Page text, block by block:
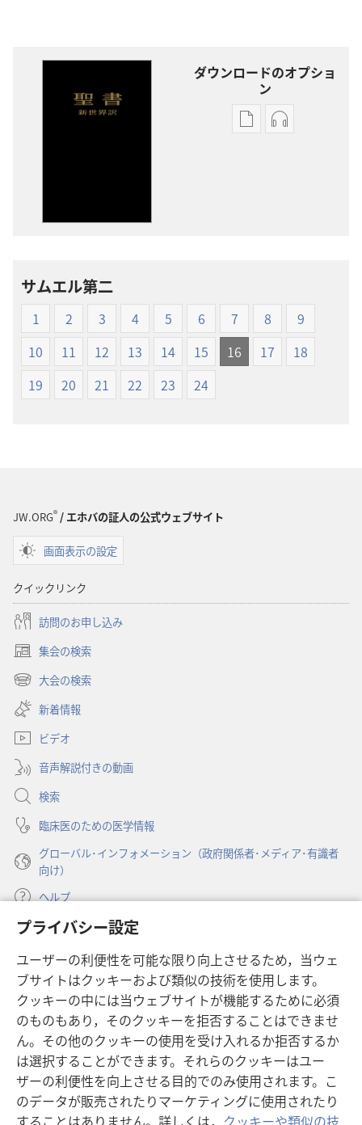
プライバシー設定
ユーザーの利便性を可能な限り向上させるため，当ウェ
ブサイトはクッキーおよび類似の技術を使用します。
クッキーの中には当ウェブサイトが機能するために必須
のものもあり，そのクッキーを拒否することはできませ
ん。その他のクッキーの使用を受け入れるか拒否するか
は選択することができます。それらのクッキーはユー
ザーの利便性を向上させる目的でのみ使用されます。こ
のデータが販売されたりマーケティングに使用されたり
することはありません。詳しくは， クッキーや類似の技
ダウンロードのオプショ
ン
出
オ
プ
ショ
ン
オー
オ
プ
ショ
ン
サムエル第二
1 2 3 4 5 6 7 8
9
10
11 12 13 14 15 16 17
18
19
20 21 22 23 24
JW.ORG®/ エホバの証人の公式ウェブサイト
画面表示の設定
クイックリンク
訪問のお申し込み
集会の検索
（新
し
タ
で
開
く）
大会の検索
（新
し
い
タ
ブ
で
開
く）
新着情報
ビデオ
音声解説付きの動画
検索
臨床医のための医学情報
グローバル･インフォメーション（政府関係者･メディア･有識者
向け）
ヘルプ
寄付
し
い
タ
ブ
で
開
く）
ものみの塔 オンライン・ライブラリー
（新
し
い
タ
ブ
で
開
く）
JW Hub ®
（新
し
い
タ
ブ
で
JW Library ®
Watchtower Library®